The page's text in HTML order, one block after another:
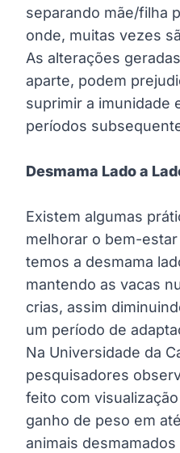
separando mãe/filha
onde, muitas vezes
As alterações
aparte, podem
suprimir a imunidade
períodos
Desmama Lado a
Existem algumas
melhorar o bem-
temos a desmama
mantendo as vacas
crias, assim
um período de
Na Universidade da
pesquisadores
feito com
ganho de peso em
animais